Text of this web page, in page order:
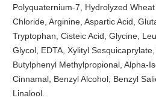
Polyquaternium-7, Hydrolyzed
Chloride, Arginine, Aspartic Acid,
Tryptophan, Cisteic Acid, Glycine,
Glycol, EDTA, Xylityl
Butylphenyl Methylpropional, Alpha-
Cinnamal, Benzyl Alcohol, Benzyl
Linalool.